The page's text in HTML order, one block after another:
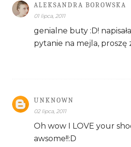
ALEKSANDRA BOROWSKA
01 lipca, 2011
genialne buty :D!
pytanie na mejla, proszę
UNKNOWN
02 lipca, 2011
Oh wow I LOVE your
awsome!!:D